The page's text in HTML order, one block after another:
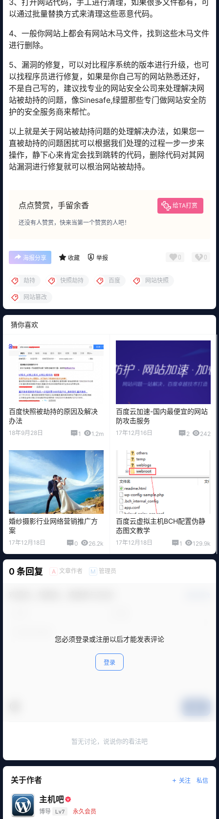
以通过批量替换方式来清理这些恶意代码。
4、一般你网站上都会有网站木马文件，找到这些木马文件
进行删除。
5、漏洞的修复，可以对比程序系统的版本进行升级，也可
以找程序员进行修复，如果是你自己写的网站熟悉还好，
不是自己写的，建议找专业的网站安全公司来处理解决网
站被劫持的问题，像Sinesafe,绿盟那些专门做网站安全防
护的安全服务商来帮忙。
以上就是关于网站被劫持问题的处理解决办法，如果您一
直被劫持的问题困扰可以根据我们处理的过程一步一步来
操作，静下心来肯定会找到跳转的代码，删除代码对其网
站漏洞进行修复就可以根治网站被劫持。
点点赞赏，手留余香 给TA打赏
还没有人赞赏，快来当第一个赞赏的人吧！
海报分享 收藏 举报 0 0
劫持 快照劫持 百度 网站快照
网站篡改
猜你喜欢
百度快照被劫持的原因及解决
办法
18年9月28日 1 1.2m
百度云加速-国内最便宜的网站
防攻击服务
17年12月16日 2 242
婚纱摄影行业网络营销推广方
案
17年12月18日 0 26.2k
百度云虚拟主机BCH配置伪静
态图文教学
17年12月18日 1 129.9k
0 条回复 A 文章作者 M 管理员
您必须登录或注册以后才能发表评论
登录
暂无讨论，说说你的看法吧
关于作者 关注 私信
主机吧
博导 Lv7 永久会员